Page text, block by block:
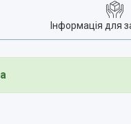
Інформація для